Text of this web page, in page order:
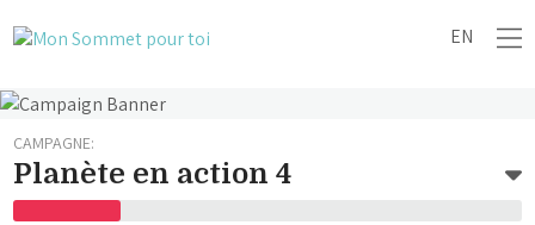
EN
CAMPAGNE:
Planète en action 4